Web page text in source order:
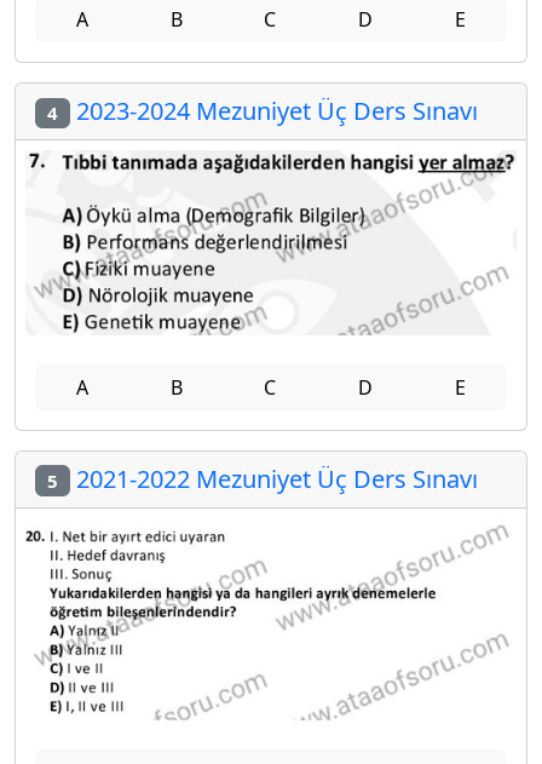
A B C D E
4 2023-2024 Mezuniyet Üç Ders Sınavı
A B C D E
5 2021-2022 Mezuniyet Üç Ders Sınavı